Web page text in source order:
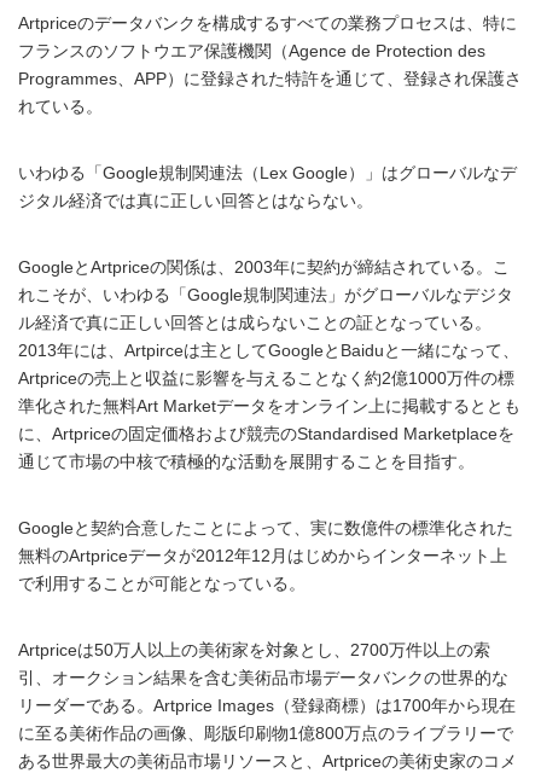
Artpriceのデータバンクを構成するすべての業務プロセスは、特に
フランスのソフトウエア保護機関（Agence de Protection des
Programmes、APP）に登録された特許を通じて、登録され保護さ
れている。
いわゆる「Google規制関連法（Lex Google）」はグローバルなデ
ジタル経済では真に正しい回答とはならない。
GoogleとArtpriceの関係は、2003年に契約が締結されている。こ
れこそが、いわゆる「Google規制関連法」がグローバルなデジタ
ル経済で真に正しい回答とは成らないことの証となっている。
2013年には、Artpirceは主としてGoogleとBaiduと一緒になって、
Artpriceの売上と収益に影響を与えることなく約2億1000万件の標
準化された無料Art Marketデータをオンライン上に掲載するととも
に、Artpriceの固定価格および競売のStandardised Marketplaceを
通じて市場の中核で積極的な活動を展開することを目指す。
Googleと契約合意したことによって、実に数億件の標準化された
無料のArtpriceデータが2012年12月はじめからインターネット上
で利用することが可能となっている。
Artpriceは50万人以上の美術家を対象とし、2700万件以上の索
引、オークション結果を含む美術品市場データバンクの世界的な
リーダーである。Artprice Images（登録商標）は1700年から現在
に至る美術作品の画像、彫版印刷物1億800万点のライブラリーで
ある世界最大の美術品市場リソースと、Artpriceの美術史家のコメ